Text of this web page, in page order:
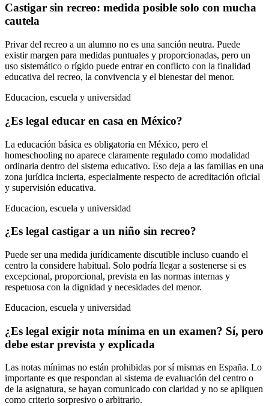
Castigar sin recreo: medida posible solo con mucha
cautela
Privar del recreo a un alumno no es una sanción neutra. Puede
existir margen para medidas puntuales y proporcionadas, pero un
uso sistemático o rígido puede entrar en conflicto con la finalidad
educativa del recreo, la convivencia y el bienestar del menor.
Educacion, escuela y universidad
¿Es legal educar en casa en México?
La educación básica es obligatoria en México, pero el
homeschooling no aparece claramente regulado como modalidad
ordinaria dentro del sistema educativo. Eso deja a las familias en una
zona jurídica incierta, especialmente respecto de acreditación oficial
y supervisión educativa.
Educacion, escuela y universidad
¿Es legal castigar a un niño sin recreo?
Puede ser una medida jurídicamente discutible incluso cuando el
centro la considere habitual. Solo podría llegar a sostenerse si es
excepcional, proporcional, prevista en las normas internas y
respetuosa con la dignidad y necesidades del menor.
Educacion, escuela y universidad
¿Es legal exigir nota mínima en un examen? Sí, pero
debe estar prevista y explicada
Las notas mínimas no están prohibidas por sí mismas en España. Lo
importante es que respondan al sistema de evaluación del centro o
de la asignatura, se hayan comunicado con claridad y no se apliquen
como criterio sorpresivo o arbitrario.